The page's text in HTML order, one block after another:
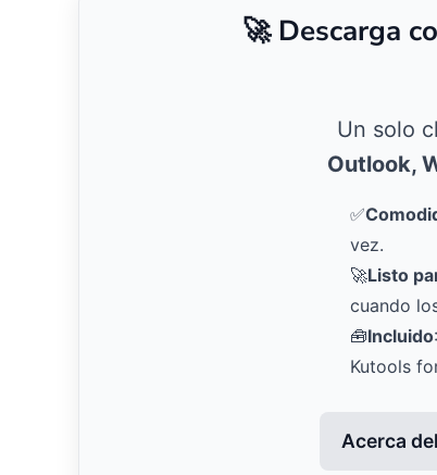
🚀 Descarga
Un solo
Outlook,
✅
vez.
🚀Listo
cuando
🧰Incluido
Kutools
Acerca